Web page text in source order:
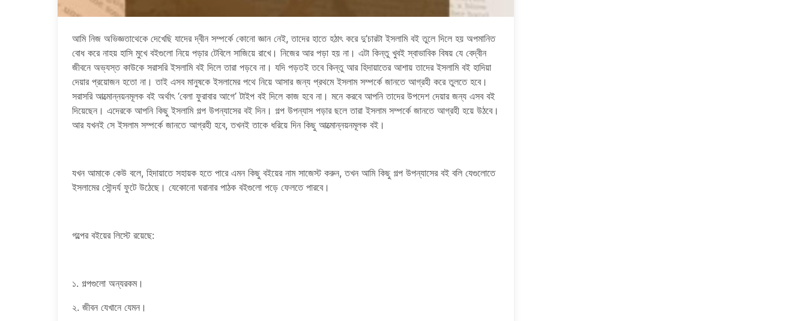
আমি নিজ অভিজ্ঞতাথেকে দেখেছি যাদের দ্বীন সম্পর্কে কোনো জ্ঞান নেই, তাদের হাতে হঠাৎ করে দু’চারটা ইসলামি বই তুলে দিলে হয় অপমানিত
বোধ করে নাহয় হাসি মুখে বইগুলো নিয়ে পড়ার টেবিলে সাজিয়ে রাখে। নিজের আর পড়া হয় না। এটা কিন্তু খুবই স্বাভাবিক বিষয় যে বেদ্বীন
জীবনে অভ্যস্ত কাউকে সরাসরি ইসলামি বই দিলে তারা পড়বে না। যদি পড়তই তবে কিন্তু আর হিদায়াতের আশায় তাদের ইসলামি বই হাদিয়া
দেয়ার প্রয়োজন হতো না। তাই এসব মানুষকে ইসলামের পথে নিয়ে আসার জন্য প্রথমে ইসলাম সম্পর্কে জানতে আগ্রহী করে তুলতে হবে।
সরাসরি আত্মোন্নয়নমূলক বই অর্থাৎ ‘বেলা ফুরাবার আগে’ টাইপ বই দিলে কাজ হবে না। মনে করবে আপনি তাদের উপদেশ দেয়ার জন্য এসব বই
দিয়েছেন। এদেরকে আপনি কিছু ইসলামি গল্প উপন্যাসের বই দিন। গল্প উপন্যাস পড়ার ছলে তারা ইসলাম সম্পর্কে জানতে আগ্রহী হয়ে উঠবে।
আর যখনই সে ইসলাম সম্পর্কে জানতে আগ্রহী হবে, তখনই তাকে ধরিয়ে দিন কিছু আত্মোন্নয়নমূলক বই।
যখন আমাকে কেউ বলে, হিদায়াতে সহায়ক হতে পারে এমন কিছু বইয়ের নাম সাজেস্ট করুন, তখন আমি কিছু গল্প উপন্যাসের বই বলি যেগুলোতে
ইসলামের সৌন্দর্য ফুটে উঠেছে। যেকোনো ঘরানার পাঠক বইগুলো পড়ে ফেলতে পারবে।
গল্পের বইয়ের লিস্টে রয়েছে:
১. গল্পগুলো অন্যরকম।
২. জীবন যেখানে যেমন।